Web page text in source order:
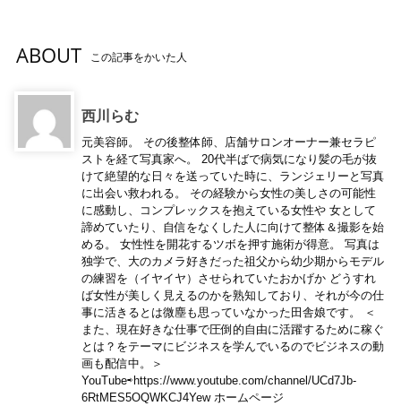
ABOUT この記事をかいた人
西川らむ
元美容師。 その後整体師、店舗サロンオーナー兼セラピ
ストを経て写真家へ。 20代半ばで病気になり髪の毛が抜
けて絶望的な日々を送っていた時に、ランジェリーと写真
に出会い救われる。 その経験から女性の美しさの可能性
に感動し、コンプレックスを抱えている女性や 女として
諦めていたり、自信をなくした人に向けて整体＆撮影を始
める。 女性性を開花するツボを押す施術が得意。 写真は
独学で、大のカメラ好きだった祖父から幼少期からモデル
の練習を（イヤイヤ）させられていたおかげか どうすれ
ば女性が美しく見えるのかを熟知しており、それが今の仕
事に活きるとは微塵も思っていなかった田舎娘です。 ＜
また、現在好きな仕事で圧倒的自由に活躍するために稼ぐ
とは？をテーマにビジネスを学んでいるのでビジネスの動
画も配信中。＞
YouTube⇨https://www.youtube.com/channel/UCd7Jb-
6RtMES5OQWKCJ4Yew ホームページ